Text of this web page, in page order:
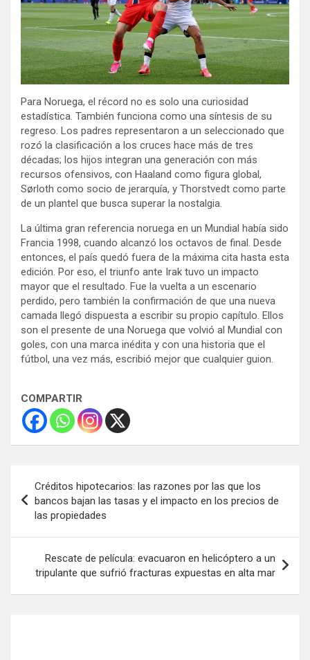
Para Noruega, el récord no es solo una curiosidad
estadística. También funciona como una síntesis de su
regreso. Los padres representaron a un seleccionado que
rozó la clasificación a los cruces hace más de tres
décadas; los hijos integran una generación con más
recursos ofensivos, con Haaland como figura global,
Sørloth como socio de jerarquía, y Thorstvedt como parte
de un plantel que busca superar la nostalgia.
La última gran referencia noruega en un Mundial había sido
Francia 1998, cuando alcanzó los octavos de final. Desde
entonces, el país quedó fuera de la máxima cita hasta esta
edición. Por eso, el triunfo ante Irak tuvo un impacto
mayor que el resultado. Fue la vuelta a un escenario
perdido, pero también la confirmación de que una nueva
camada llegó dispuesta a escribir su propio capítulo. Ellos
son el presente de una Noruega que volvió al Mundial con
goles, con una marca inédita y con una historia que el
fútbol, una vez más, escribió mejor que cualquier guion.
COMPARTIR
de
entradas
Créditos hipotecarios: las razones por las que los
bancos bajan las tasas y el impacto en los precios de
las propiedades
Rescate de película: evacuaron en helicóptero a un
tripulante que sufrió fracturas expuestas en alta mar